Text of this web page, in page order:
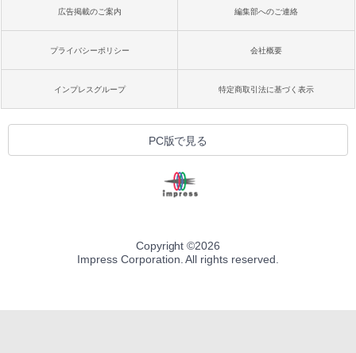
広告掲載のご案内 編集部へのご連絡
プライバシーポリシー 会社概要
インプレスグループ 特定商取引法に基づく表示
PC版で見る
Copyright ©2026
Impress Corporation. All rights reserved.